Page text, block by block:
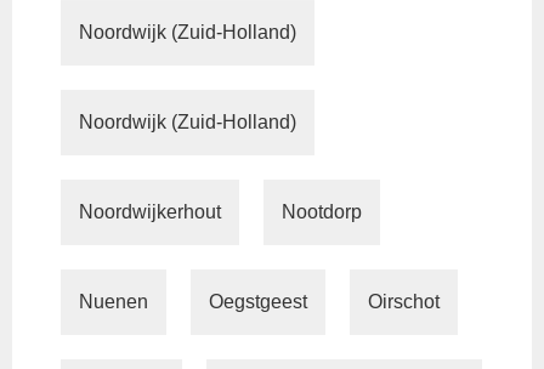
Noordwijk (Zuid-Holland)
Noordwijk (Zuid-Holland)
Noordwijkerhout Nootdorp
Nuenen Oegstgeest Oirschot